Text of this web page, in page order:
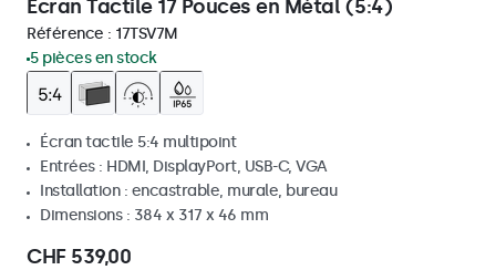
Écran Tactile 17 Pouces en Métal (5:4)
Référence : 17TSV7M
5 pièces en stock
Écran tactile 5:4 multipoint
Entrées : HDMI, DisplayPort, USB-C, VGA
Installation : encastrable, murale, bureau
Dimensions : 384 x 317 x 46 mm
CHF 539,00